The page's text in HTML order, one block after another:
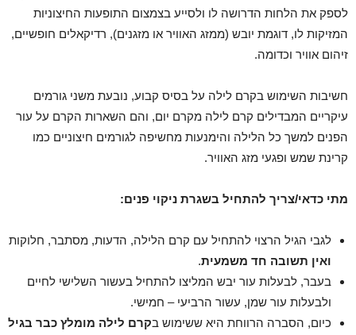
לספק את הלחות הדרושה לו ולסייע בצמצום התופעות החיצוניות
המזיקות לו, דוגמת יובש (ממזג האוויר או מזגנים), רדיקאלים חופשיים,
זיהום אוויר וכדומה.
חשיבות השימוש בקרם לילה על בסיס קבוע, נובעת משני גורמים
עיקריים המבדילים קרם לילה מקרם יום, והם השארות הקרם על עור
הפנים למשך כל הלילה והימנעות מחשיפה לגורמים חיצוניים כמו
קרינת שמש ופגעי מזג האוויר.
מתי כדאי/צריך להתחיל בשגרת ניקוי פנים:
לגבי הגיל הרצוי להתחיל עם קרם הלילה, הדעות, מסתבר, חלוקות
ואין תשובה חד משמעית.
בעבר, לבעלות עור יבש המליצו להתחיל בעשור השלישי לחיים
ולבעלות עור שמן, עשור הרביעי – חמישי.
כיום, הסברה הרווחת היא ששימוש בקרם לילה מומלץ כבר בגיל